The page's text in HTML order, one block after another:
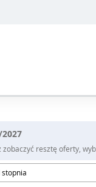
resztę oferty,